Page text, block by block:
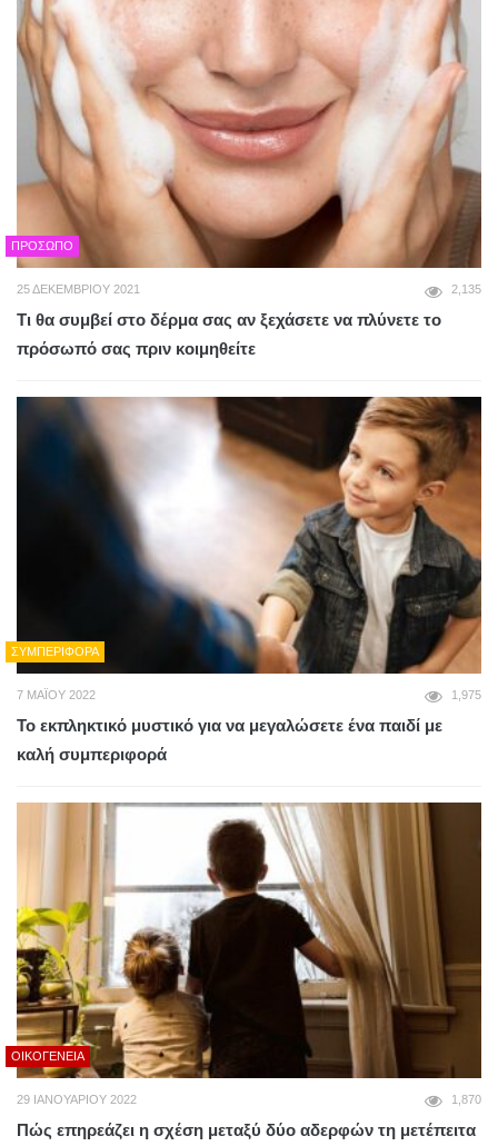
ΠΡΌΣΩΠΟ
25 ΔΕΚΕΜΒΡΊΟΥ 2021 2,135
Τι θα συμβεί στο δέρμα σας αν ξεχάσετε να πλύνετε το
πρόσωπό σας πριν κοιμηθείτε
ΣΥΜΠΕΡΙΦΟΡΆ
7 ΜΑΪ́ΟΥ 2022 1,975
Το εκπληκτικό μυστικό για να μεγαλώσετε ένα παιδί με
καλή συμπεριφορά
ΟΙΚΟΓΈΝΕΙΑ
29 ΙΑΝΟΥΑΡΊΟΥ 2022 1,870
Πώς επηρεάζει η σχέση μεταξύ δύο αδερφών τη μετέπειτα